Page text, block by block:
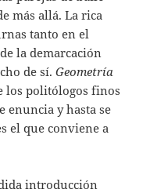
más allá. La rica
tanto en el
la demarcación
de sí.Geometría
los politólogos finos
enuncia y hasta se
el que conviene a
introducción